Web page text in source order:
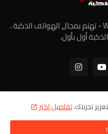
عالم الهواتف الذكية World of Mobile - ﺗﻬﺘﻢ ﺑﻤﺠﺎﻝ الهواتف الذكية ،
أول بأول،
الهواتف الذكية ©
الخصوصية اتصل بنا
تجربتك.تفاصيل اكثر